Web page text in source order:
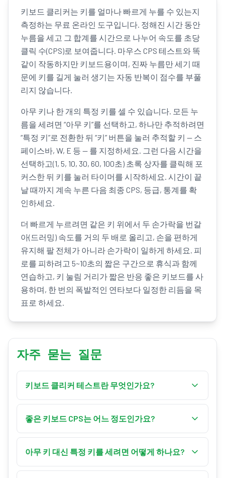
키보드 클리커는 키를 얼마나 빠르게 누를 수 있는지
측정하는 무료 온라인 도구입니다. 정해진 시간 동안
누름을 세고 그 합계를 시간으로 나누어 속도를 초당
클릭 수(CPS)로 보여줍니다. 마우스 CPS 테스트와 똑
같이 작동하지만 키보드용이며, 진짜 누름만 세기 때
문에 키를 길게 눌러 생기는 자동 반복이 점수를 부풀
리지 않습니다.
아무 키나 한 개의 특정 키를 셀 수 있습니다. 모든 누
름을 세려면 “아무 키”를 선택하고, 하나만 추적하려면
“특정 키”로 전환한 뒤 “키” 버튼을 눌러 추적할 키 — 스
페이스바, W, E 등 — 를 지정하세요. 그런 다음 시간을
선택하고(1, 5, 10, 30, 60, 100초) 초록 상자를 클릭해 포
커스한 뒤 키를 눌러 타이머를 시작하세요. 시간이 끝
날 때까지 계속 누른 다음 최종 CPS, 등급, 통계를 확
인하세요.
더 빠르게 누르려면 같은 키 위에서 두 손가락을 번갈
아(드러밍) 속도를 거의 두 배로 올리고, 손을 편하게
유지해 팔 전체가 아니라 손가락이 일하게 하세요. 피
로를 피하려고 5~10초의 짧은 구간으로 휴식과 함께
연습하고, 키 눌림 거리가 짧은 반응 좋은 키보드를 사
용하며, 한 번의 폭발적인 연타보다 일정한 리듬을 목
표로 하세요.
자주 묻는 질문
키보드 클리커 테스트란 무엇인가요?
키보드 클리커 테스트는 키를 몇 번 누르는지 세어
속도를 초당 클릭 수(CPS)로 측정합니다. 아무 키나
누어 CPS를 계산합니다.
좋은 키보드 CPS는 어느 정도인가요?
단일 키 누름의 경우 1~4 CPS는 입문, 5~7 CPS는 숙
련, 8~10 CPS는 전문가, 11+ CPS는 마스터 수준입니
아무 키 대신 특정 키를 세려면 어떻게 하나요?
모드를 “아무 키”에서 “특정 키”로 바꾸고 “키” 버튼